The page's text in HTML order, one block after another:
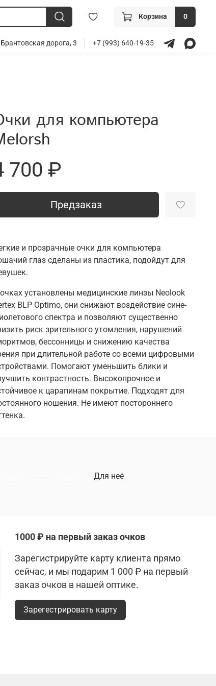
Корзина 0
дорога, 3 +7 (993) 640-19-35
для компьютера
700 ₽
Предзаказ
и прозрачные очки для компьютера
глаз сделаны из пластика, подойдут для
установлены медицинские линзы Neolook
BLP Optimo, они снижают воздействие сине-
спектра и позволяют существенно
риск зрительного утомления, нарушений
бессонницы и снижению качества
при длительной работе со всеми цифровыми
Помогают уменьшить блики и
контрастность. Высокопрочное и
к царапинам покрытие. Подходят для
ношения. Не имеют постороннего
Для неё
1000 ₽ на первый заказ очков
Зарегистрируйте карту клиента прямо
сейчас, и мы подарим 1 000 ₽ на первый
заказ очков в нашей оптике.
Зарегестрировать карту